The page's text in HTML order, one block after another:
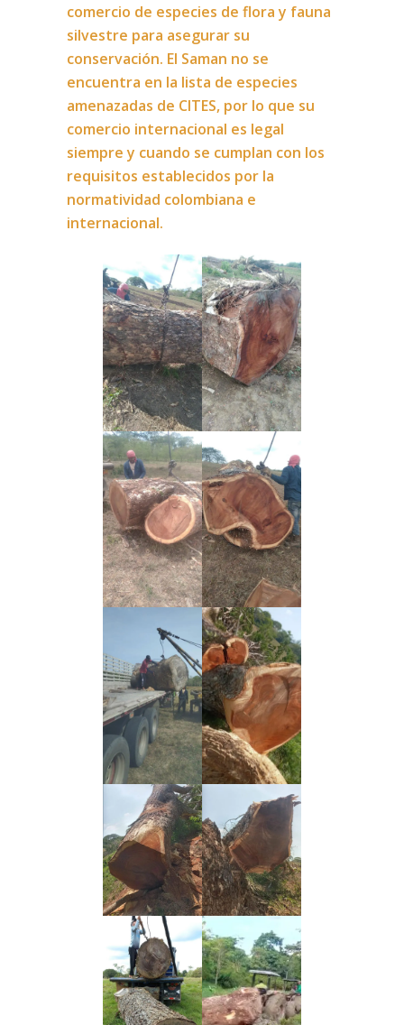
comercio de especies de flora y fauna
silvestre para asegurar su
conservación. El Saman no se
encuentra en la lista de especies
amenazadas de CITES, por lo que su
comercio internacional es legal
siempre y cuando se cumplan con los
requisitos establecidos por la
normatividad colombiana e
internacional.